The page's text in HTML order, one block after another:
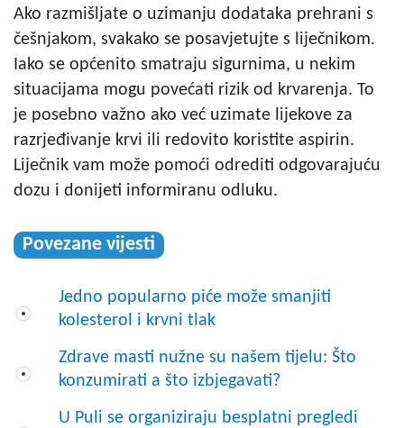
Ako razmišljate o uzimanju dodataka prehrani s
češnjakom, svakako se posavjetujte s liječnikom.
Iako se općenito smatraju sigurnima, u nekim
situacijama mogu povećati rizik od krvarenja. To
je posebno važno ako već uzimate lijekove za
razrjeđivanje krvi ili redovito koristite aspirin.
Liječnik vam može pomoći odrediti odgovarajuću
dozu i donijeti informiranu odluku.
Povezane vijesti
Jedno popularno piće može smanjiti
kolesterol i krvni tlak
Zdrave masti nužne su našem tijelu: Što
konzumirati a što izbjegavati?
U Puli se organiziraju besplatni pregledi